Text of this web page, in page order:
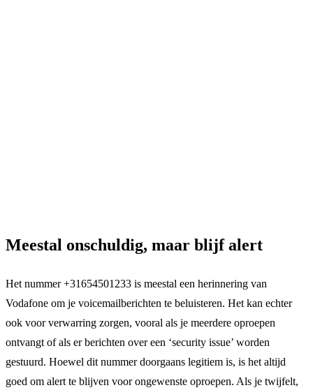
Meestal onschuldig, maar blijf alert
Het nummer +31654501233 is meestal een herinnering van
Vodafone om je voicemailberichten te beluisteren. Het kan echter
ook voor verwarring zorgen, vooral als je meerdere oproepen
ontvangt of als er berichten over een ‘security issue’ worden
gestuurd. Hoewel dit nummer doorgaans legitiem is, is het altijd
goed om alert te blijven voor ongewenste oproepen. Als je twijfelt,